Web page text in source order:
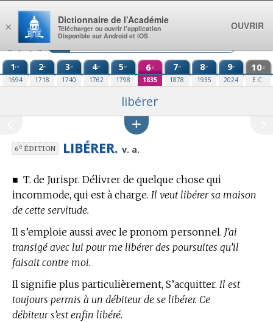
Aller au contenu
1re
1694
2e
1718
3e
1740
4e
1762
5e
1798
6e
1835
7e
1878
8e
1935
9e
2024
10e
E.C.
libérer
6eÉDITION LIBÉRER. v. a.
■ T. de Jurispr. Délivrer de quelque chose qui
incommode, qui est à charge. Il veut libérer sa maison
de cette servitude.
Il s’emploie aussi avec le pronom personnel. J’ai
transigé avec lui pour me libérer des poursuites qu’il
faisait contre moi.
Il signifie plus particulièrement, S’acquitter. Il est
toujours permis à un débiteur de se libérer. Ce
débiteur s’est enfin libéré.
×
Dictionnaire de l’Académie
Télécharger ou ouvrir l’application
Disponible sur Android et iOS
OUVRIR